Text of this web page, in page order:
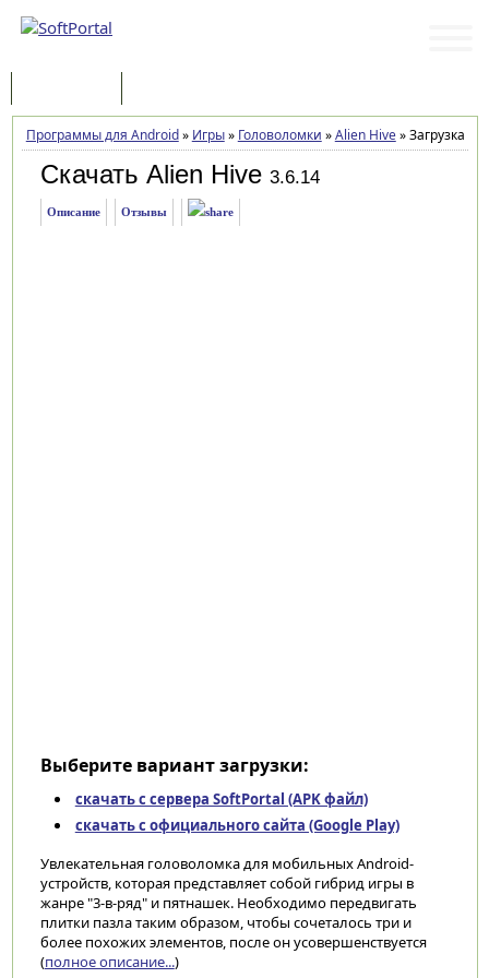
Программы для Android» Игры» Головоломки »Alien Hive»Загрузка
Скачать Alien Hive 3.6.14
Описание Отзывы
Выберите вариант загрузки:
скачать с сервера SoftPortal (APK файл)
скачать с официального сайта (Google Play)
Увлекательная головоломка для мобильных Android-
устройств, которая представляет собой гибрид игры в
жанре "3-в-ряд" и пятнашек. Необходимо передвигать
плитки пазла таким образом, чтобы сочеталось три и
более похожих элементов, после он усовершенствуется
(полное описание...)